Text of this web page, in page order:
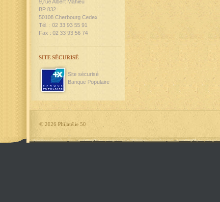
9,rue Albert Mahieu
BP 832
50108 Cherbourg Cedex
Tél. : 02 33 93 55 91
Fax : 02 33 93 56 74
SITE SÉCURISÉ
Site sécurisé
Banque Populaire
© 2026 Philatélie 50